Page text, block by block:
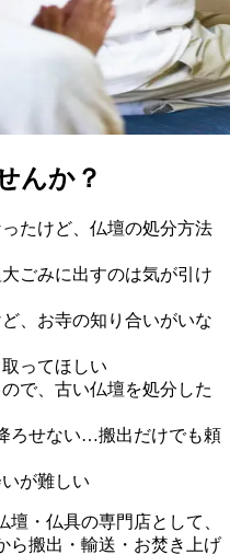
んか？
たけど、仏壇の処分方法
ごみに出すのは気が引け
、お寺の知り合いがいな
ってほしい
で、古い仏壇を処分した
ろせない…搬出だけでも頼
が難しい
・仏具の専門店として、
ら搬出・輸送・お焚き上げ